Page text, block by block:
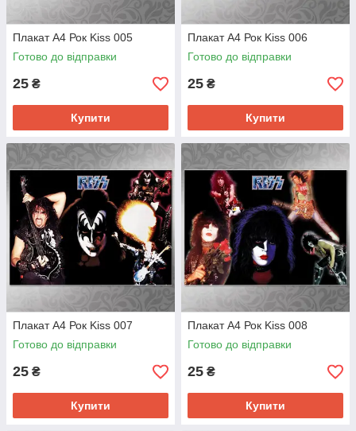
Плакат А4 Рок Kiss 005
Готово до відправки
25 ₴
Купити
Плакат А4 Рок Kiss 006
Готово до відправки
25 ₴
Купити
Плакат А4 Рок Kiss 007
Готово до відправки
25 ₴
Купити
Плакат А4 Рок Kiss 008
Готово до відправки
25 ₴
Купити